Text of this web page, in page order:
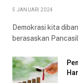
5 JANUARI 2024
Demokrasi kita
berasaskan